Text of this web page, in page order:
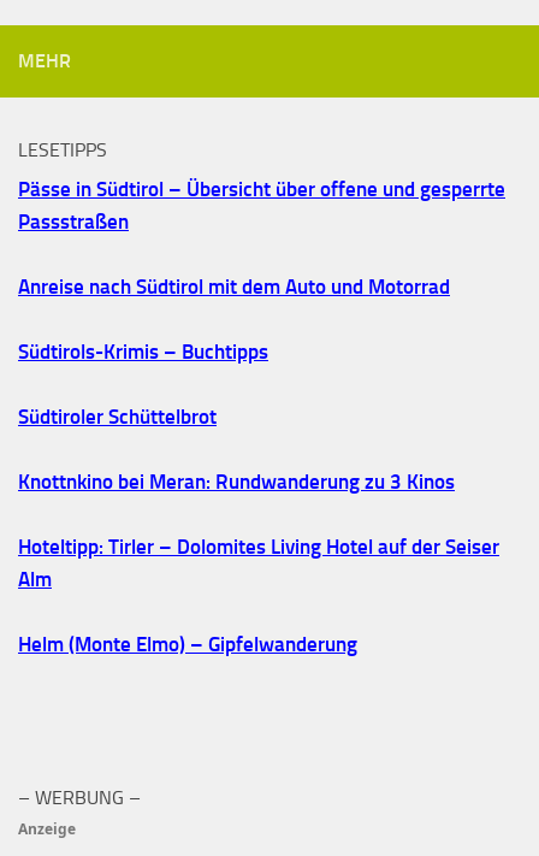
MEHR
LESETIPPS
Pässe in Südtirol – Übersicht über offene und gesperrte
Passstraßen
Anreise nach Südtirol mit dem Auto und Motorrad
Südtirols-Krimis – Buchtipps
Südtiroler Schüttelbrot
Knottnkino bei Meran: Rundwanderung zu 3 Kinos
Hoteltipp: Tirler – Dolomites Living Hotel auf der Seiser
Alm
Helm (Monte Elmo) – Gipfelwanderung
– WERBUNG –
Anzeige